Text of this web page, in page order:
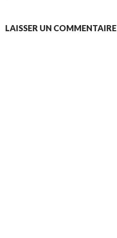
LAISSER UN COMMENTAIRE